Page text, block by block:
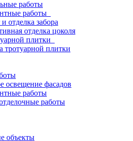
работы
работы
отделка забора
отделка цоколя
плитки
тротуарной плитки
освещение фасадов
работы
работы
объекты